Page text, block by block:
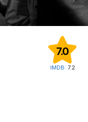
7.0
IMDB: 7.2